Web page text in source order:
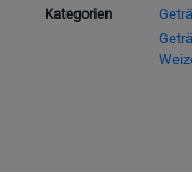
Kategorien